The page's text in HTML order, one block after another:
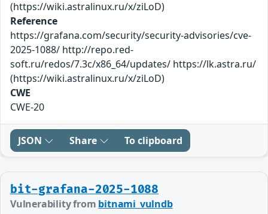
(https://wiki.astralinux.ru/x/ziLoD)
Reference
https://grafana.com/security/security-advisories/cve-
2025-1088/ http://repo.red-
soft.ru/redos/7.3c/x86_64/updates/ https://lk.astra.ru/
(https://wiki.astralinux.ru/x/ziLoD)
CWE
CWE-20
JSON Share To clipboard
bit-grafana-2025-1088
Vulnerability from bitnami_vulndb